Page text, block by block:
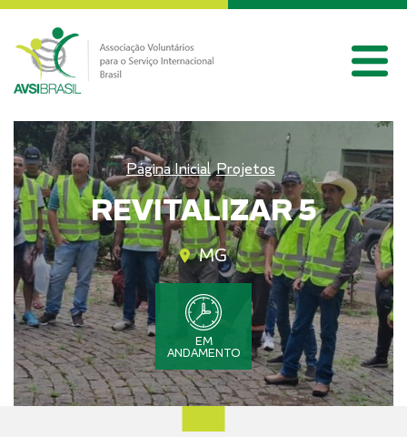
Página Inicial Projetos
REVITALIZAR 5
MG
EM
ANDAMENTO